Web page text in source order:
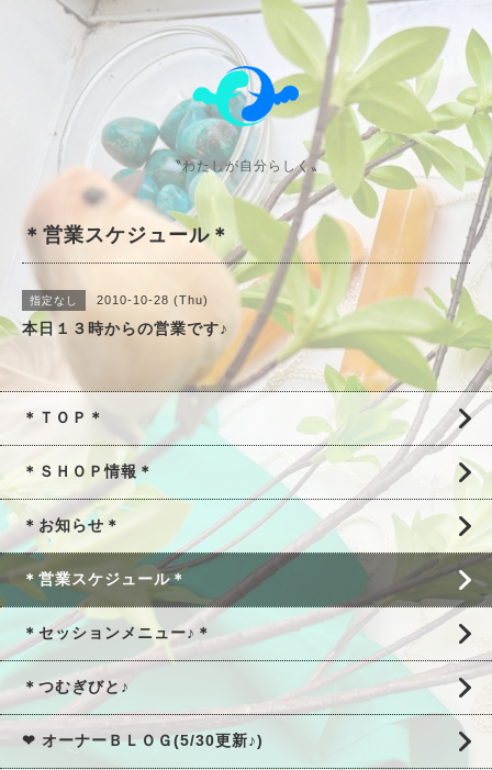
〝わたしが自分らしく〟
＊営業スケジュール＊
指定なし 2010-10-28 (Thu)
本日１３時からの営業です♪
＊ＴＯＰ＊
＊ＳＨＯＰ情報＊
＊お知らせ＊
＊営業スケジュール＊
＊セッションメニュー♪＊
＊つむぎびと♪
❤ オーナーＢＬＯＧ(5/30更新♪)